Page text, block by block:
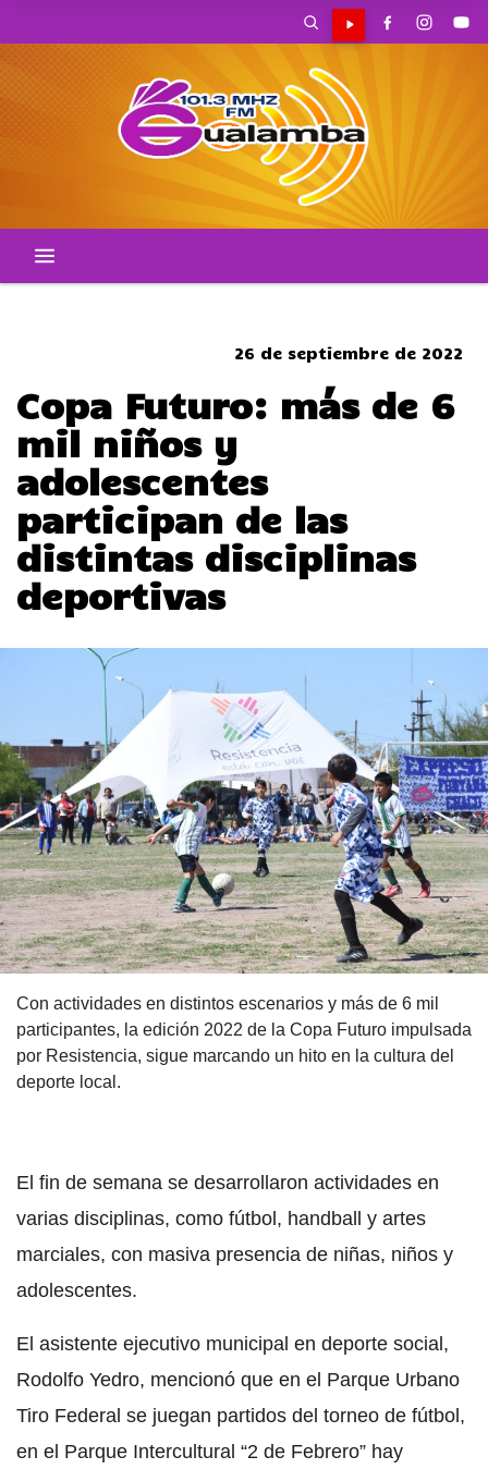
26 de septiembre de 2022
Copa Futuro: más de 6
mil niños y
adolescentes
participan de las
distintas disciplinas
deportivas
Con actividades en distintos escenarios y más de 6 mil
participantes, la edición 2022 de la Copa Futuro impulsada
por Resistencia, sigue marcando un hito en la cultura del
deporte local.
El fin de semana se desarrollaron actividades en
varias disciplinas, como fútbol, handball y artes
marciales, con masiva presencia de niñas, niños y
adolescentes.
El asistente ejecutivo municipal en deporte social,
Rodolfo Yedro, mencionó que en el Parque Urbano
Tiro Federal se juegan partidos del torneo de fútbol,
en el Parque Intercultural “2 de Febrero” hay